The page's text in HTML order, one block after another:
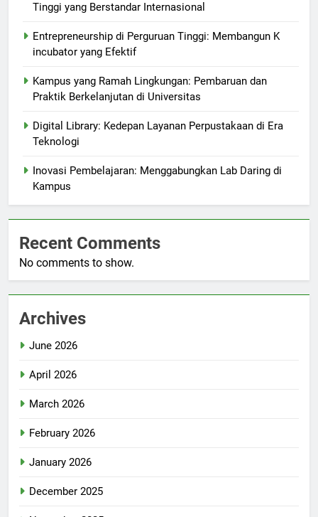
Tinggi yang Berstandar Internasional
Entrepreneurship di Perguruan Tinggi: Membangun K
incubator yang Efektif
Kampus yang Ramah Lingkungan: Pembaruan dan
Praktik Berkelanjutan di Universitas
Digital Library: Kedepan Layanan Perpustakaan di Era
Teknologi
Inovasi Pembelajaran: Menggabungkan Lab Daring di
Kampus
Recent Comments
No comments to show.
Archives
June 2026
April 2026
March 2026
February 2026
January 2026
December 2025